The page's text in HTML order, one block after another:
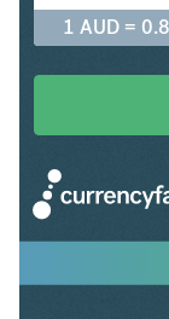
1 AUD =